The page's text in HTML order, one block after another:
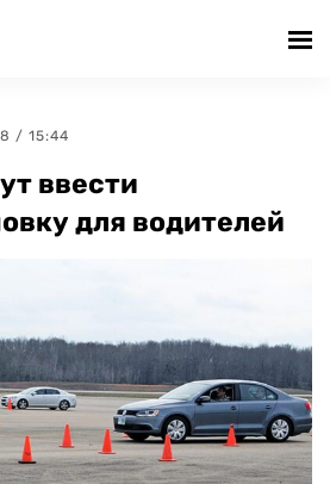
/ 15:44
ввести
для водителей